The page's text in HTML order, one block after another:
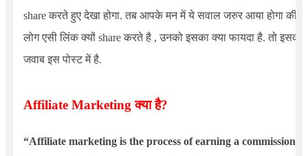
share करते हुए देखा होगा. तब आपके मन में ये सवाल जरुर आया होगा की ये
लोग एसी लिंक क्यों share करते है , उनको इसका क्या फायदा है. तो इसका
जवाब इस पोस्ट में है.
AffiliateMarketingक्या है?
“Affiliate marketing is the process of earning a commission